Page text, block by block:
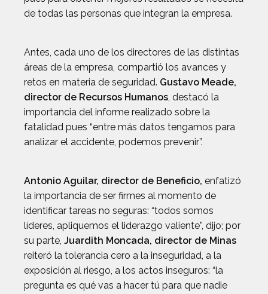
de todas las personas que integran la empresa.
Antes, cada uno de los directores de las distintas
áreas de la empresa, compartió los avances y
retos en materia de seguridad. Gustavo Meade,
director de Recursos Humanos, destacó la
importancia del informe realizado sobre la
fatalidad pues “entre más datos tengamos para
analizar el accidente, podemos prevenir”.
Antonio Aguilar, director de Beneficio, enfatizó
la importancia de ser firmes al momento de
identificar tareas no seguras: “todos somos
líderes, apliquemos el liderazgo valiente”, dijo; por
su parte, Juardith Moncada, director de Minas
reiteró la tolerancia cero a la inseguridad, a la
exposición al riesgo, a los actos inseguros: “la
pregunta es qué vas a hacer tú para que nadie